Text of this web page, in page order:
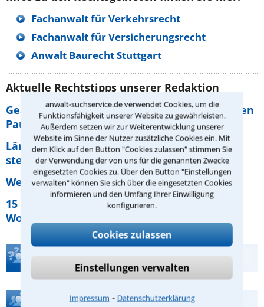
anwalt-suchservice.de verwendet Cookies, um die
Funktionsfähigkeit unserer Website zu gewährleisten.
Außerdem setzen wir zur Weiterentwicklung unserer
Website im Sinne der Nutzer zusätzliche Cookies ein. Mit
dem Klick auf den Button "Cookies zulassen" stimmen Sie
der Verwendung der von uns für die genannten Zwecke
eingesetzten Cookies zu. Über den Button "Einstellungen
verwalten" können Sie sich über die eingesetzten Cookies
informieren und den Umfang Ihrer Einwilligung
konfigurieren.
Cookies zulassen
Einstellungen verwalten
Impressum ⁃ Datenschutzerklärung
Fachanwalt für Verkehrsrecht
Fachanwalt für Versicherungsrecht
Anwalt Baurecht Stuttgart
Aktuelle Rechtstipps unserer Redaktion
Geänderte Abflugzeiten: Welche Rechte haben
Pauschalurlauber?
Lärm von den Nachbarn: Welche Rechte
stehen mir zu?
Wer muss Zweitwohnungssteuer zahlen?
15 elementare Rechte, die jeder
Wohnungseigentümer kennen sollte
Teste Dein Rechtswissen
Hilfe bei Ihrer Anwaltsuche?